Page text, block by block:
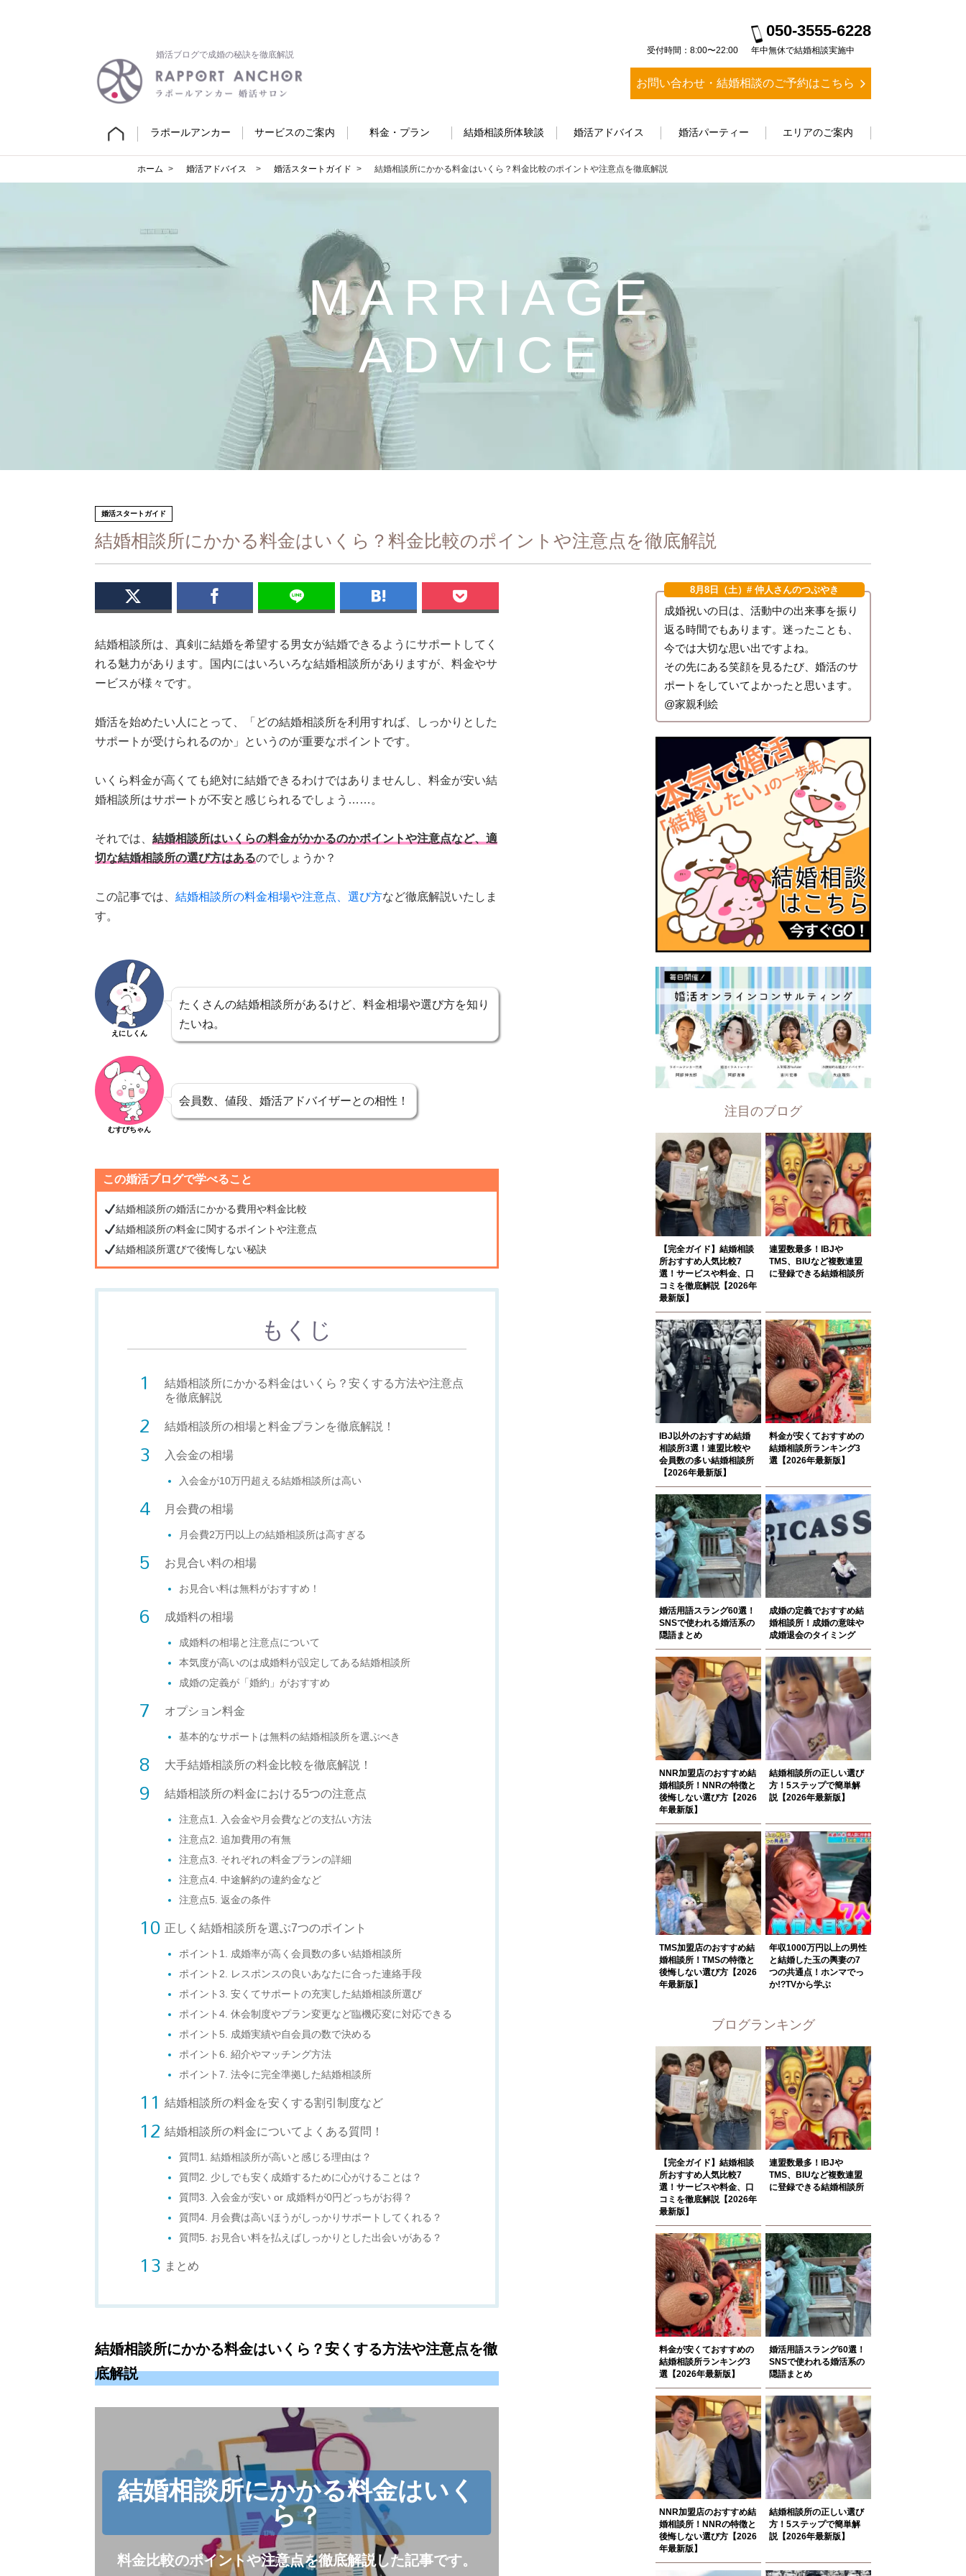
婚活ブログで成婚の秘訣を徹底解説
050-3555-6228
受付時間：8:00〜22:00 年中無休で結婚相談実施中
お問い合わせ・結婚相談のご予約はこちら
ラポールアンカー サービスのご案内 料金・プラン 結婚相談所体験談 婚活アドバイス 婚活パーティー エリアのご案内
ホーム 婚活アドバイス 婚活スタートガイド 結婚相談所にかかる料金はいくら？料金比較のポイントや注意点を徹底解説
MARRIAGE
ADVICE
婚活スタートガイド
結婚相談所にかかる料金はいくら？料金比較のポイントや注意点を徹底解説
結婚相談所は、真剣に結婚を希望する男女が結婚できるようにサポートしてく
れる魅力があります。国内にはいろいろな結婚相談所がありますが、料金やサ
ービスが様々です。
婚活を始めたい人にとって、「どの結婚相談所を利用すれば、しっかりとした
サポートが受けられるのか」というのが重要なポイントです。
いくら料金が高くても絶対に結婚できるわけではありませんし、料金が安い結
婚相談所はサポートが不安と感じられるでしょう……。
それでは、 結婚相談所はいくらの料金がかかるのかポイントや注意点など、適
切な結婚相談所の選び方はあるのでしょうか？
この記事では、 結婚相談所の料金相場や注意点、選び方など徹底解説いたしま
す。
えにしくん
たくさんの結婚相談所があるけど、料金相場や選び方を知り
たいね。
むすびちゃん
会員数、値段、婚活アドバイザーとの相性！
この婚活ブログで学べること
結婚相談所の婚活にかかる費用や料金比較
結婚相談所の料金に関するポイントや注意点
結婚相談所選びで後悔しない秘訣
もくじ
結婚相談所にかかる料金はいくら？安くする方法や注意点
を徹底解説
結婚相談所の相場と料金プランを徹底解説！
入会金の相場
入会金が10万円超える結婚相談所は高い
月会費の相場
月会費2万円以上の結婚相談所は高すぎる
お見合い料の相場
お見合い料は無料がおすすめ！
成婚料の相場
成婚料の相場と注意点について
本気度が高いのは成婚料が設定してある結婚相談所
成婚の定義が「婚約」がおすすめ
オプション料金
基本的なサポートは無料の結婚相談所を選ぶべき
大手結婚相談所の料金比較を徹底解説！
結婚相談所の料金における5つの注意点
注意点1. 入会金や月会費などの支払い方法
注意点2. 追加費用の有無
注意点3. それぞれの料金プランの詳細
注意点4. 中途解約の違約金など
注意点5. 返金の条件
正しく結婚相談所を選ぶ7つのポイント
ポイント1. 成婚率が高く会員数の多い結婚相談所
ポイント2. レスポンスの良いあなたに合った連絡手段
ポイント3. 安くてサポートの充実した結婚相談所選び
ポイント4. 休会制度やプラン変更など臨機応変に対応できる
ポイント5. 成婚実績や自会員の数で決める
ポイント6. 紹介やマッチング方法
ポイント7. 法令に完全準拠した結婚相談所
結婚相談所の料金を安くする割引制度など
結婚相談所の料金についてよくある質問！
質問1. 結婚相談所が高いと感じる理由は？
質問2. 少しでも安く成婚するために心がけることは？
質問3. 入会金が安い or 成婚料が0円どっちがお得？
質問4. 月会費は高いほうがしっかりサポートしてくれる？
質問5. お見合い料を払えばしっかりとした出会いがある？
まとめ
結婚相談所にかかる料金はいくら？安くする方法や注意点を徹
底解説
結婚相談所にかかる料金はいく
ら？
料金比較のポイントや注意点を徹底解説した記事です。
8月8日（土） # 仲人さんのつぶやき
成婚祝いの日は、活動中の出来事を振り
返る時間でもあります。迷ったことも、
今では大切な思い出ですよね。
その先にある笑顔を見るたび、婚活のサ
ポートをしていてよかったと思います。
@家親利絵
注目のブログ
【完全ガイド】結婚相談
所おすすめ人気比較7
選！サービスや料金、口
コミを徹底解説【2026年
最新版】
連盟数最多！IBJや
TMS、BIUなど複数連盟
に登録できる結婚相談所
IBJ以外のおすすめ結婚
相談所3選！連盟比較や
会員数の多い結婚相談所
【2026年最新版】
料金が安くておすすめの
結婚相談所ランキング3
選【2026年最新版】
婚活用語スラング60選！
SNSで使われる婚活系の
隠語まとめ
成婚の定義でおすすめ結
婚相談所！成婚の意味や
成婚退会のタイミング
NNR加盟店のおすすめ結
婚相談所！NNRの特徴と
後悔しない選び方【2026
年最新版】
結婚相談所の正しい選び
方！5ステップで簡単解
説【2026年最新版】
TMS加盟店のおすすめ結
婚相談所！TMSの特徴と
後悔しない選び方【2026
年最新版】
年収1000万円以上の男性
と結婚した玉の輿妻の7
つの共通点！ホンマでっ
か!?TVから学ぶ
ブログランキング
【完全ガイド】結婚相談
所おすすめ人気比較7
選！サービスや料金、口
コミを徹底解説【2026年
最新版】
連盟数最多！IBJや
TMS、BIUなど複数連盟
に登録できる結婚相談所
料金が安くておすすめの
結婚相談所ランキング3
選【2026年最新版】
婚活用語スラング60選！
SNSで使われる婚活系の
隠語まとめ
NNR加盟店のおすすめ結
婚相談所！NNRの特徴と
後悔しない選び方【2026
年最新版】
結婚相談所の正しい選び
方！5ステップで簡単解
説【2026年最新版】